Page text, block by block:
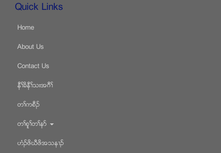
Quick Links
Home
About Us
Contact Us
နီႈခိနီႈသးအဂီႈ
တႈကစီဥ
တႈစူႈတႈနဏ
ဟံဥဖိဃီဖိအသန႕ဥ